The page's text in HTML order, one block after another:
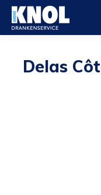
Delas